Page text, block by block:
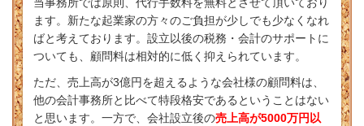
ます。新たな起業家の方々のご負担が少しでも少なくなれ
ばと考えております。設立以後の税務・会計のサポートに
ついても、顧問料は相対的に低く抑えられています。
ただ、売上高が3億円を超えるような会社様の顧問料は、
他の会計事務所と比べて特段格安であるということはない
と思います。一方で、会社設立後の売上高が5000万円以